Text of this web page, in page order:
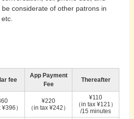
considerate of other patrons in
fee
App Payment
Fee
Thereafter
¥396）
¥220
（in tax ¥242）
¥110
（in tax ¥121）
/15 minutes